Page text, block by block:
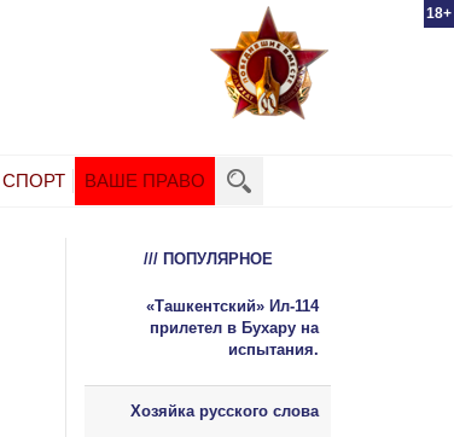
18+
СПОРТ ВАШЕ ПРАВО
/// ПОПУЛЯРНОЕ
«Ташкентский» Ил-114
прилетел в Бухару на
испытания.
Хозяйка русского слова